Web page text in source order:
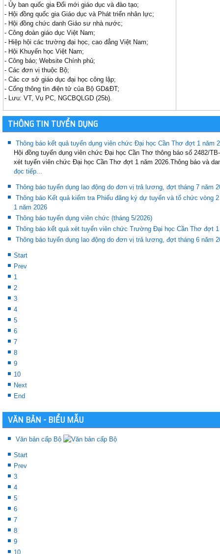
- Ủy ban quốc gia Đổi mới giáo dục và đào tạo;
- Hội đồng quốc gia Giáo dục và Phát triển nhân lực;
- Hội đồng chức danh Giáo sư nhà nước;
- Công đoàn giáo dục Việt Nam;
- Hiệp hội các trường đại học, cao đẳng Việt Nam;
- Hội Khuyến học Việt Nam;
- Công báo; Website Chính phủ;
- Các đơn vị thuộc Bộ;
- Các cơ sở giáo dục đại học công lập;
- Cổng thông tin điện tử của Bộ GD&ĐT;
- Lưu: VT, Vụ PC, NGCBQLGD (25b).
THÔNG TIN TUYỂN DỤNG
Thông báo kết quả tuyển dụng viên chức Đại học Cần Thơ đợt 1 năm
Hội đồng tuyển dụng viên chức Đại học Cần Thơ thông báo số 2482/
xét tuyển viên chức Đại học Cần Thơ đợt 1 năm 2026.Thông báo và
đọc tiếp...
Thông báo tuyển dụng lao động do đơn vị trả lương, đợt tháng 7 năm
Thông báo Kết quả kiểm tra Phiếu đăng ký dự tuyển và tổ chức
1 năm 2026
Thông báo tuyển dụng viên chức (tháng 5/2026)
Thông báo kết quả xét tuyển viên chức Trường Đại học Cần Thơ đợt 1
Thông báo tuyển dụng lao động do đơn vị trả lương, đợt tháng 6 năm
Start
Prev
1
2
3
4
5
6
7
8
9
10
Next
End
VĂN BẢN - BIỂU MẪU
Văn bản cấp Bộ
Start
Prev
3
4
5
6
7
8
9
10